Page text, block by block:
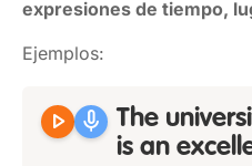
expresiones de tiempo,
Ejemplos:
play_arrow mic The
is an